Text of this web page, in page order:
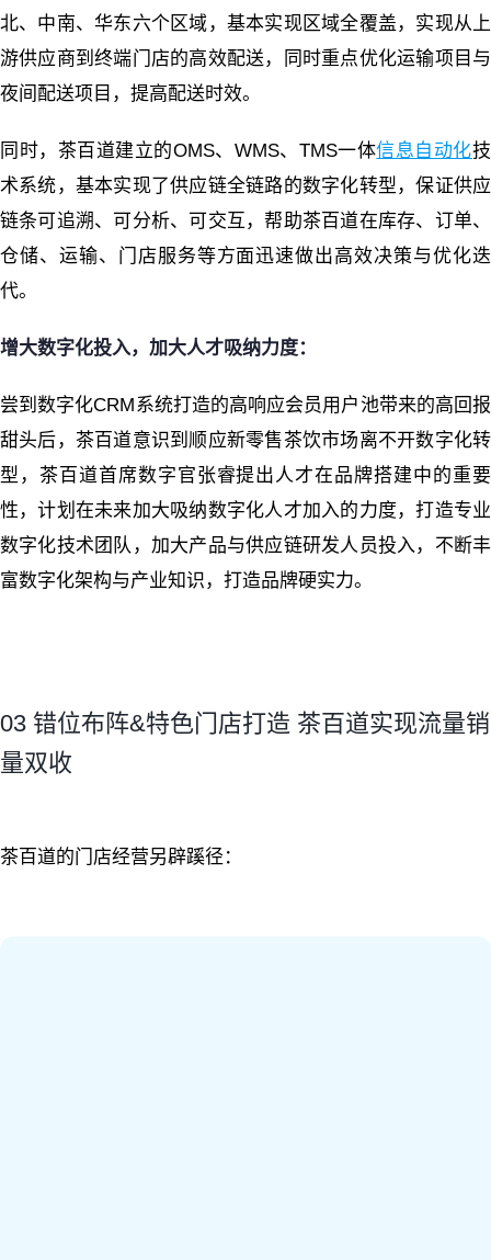
北、中南、华东六个区域，基本实现区域全覆盖，实现从上
游供应商到终端门店的高效配送，同时重点优化运输项目与
夜间配送项目，提高配送时效。
同时，茶百道建立的OMS、WMS、TMS一体信息自动化技
术系统，基本实现了供应链全链路的数字化转型，保证供应
链条可追溯、可分析、可交互，帮助茶百道在库存、订单、
仓储、运输、门店服务等方面迅速做出高效决策与优化迭
代。
增大数字化投入，加大人才吸纳力度：
尝到数字化CRM系统打造的高响应会员用户池带来的高回报
甜头后，茶百道意识到顺应新零售茶饮市场离不开数字化转
型，茶百道首席数字官张睿提出人才在品牌搭建中的重要
性，计划在未来加大吸纳数字化人才加入的力度，打造专业
数字化技术团队，加大产品与供应链研发人员投入，不断丰
富数字化架构与产业知识，打造品牌硬实力。
03 错位布阵&特色门店打造 茶百道实现流量销
量双收
茶百道的门店经营另辟蹊径：